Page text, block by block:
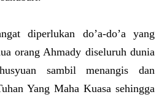
diperlukan do’a-do’a yang
orang Ahmady diseluruh dunia
sambil menangis dan
Yang Maha Kuasa sehingga